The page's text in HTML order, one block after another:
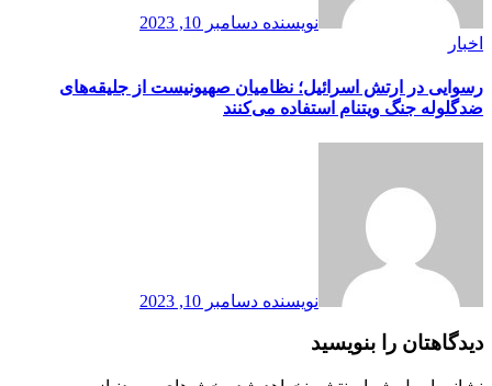
نویسنده دسامبر 10, 2023
اخبار
رسوایی در ارتش اسرائیل؛ نظامیان صهیونیست از جلیقه‌های
ضدگلوله جنگ ویتنام استفاده می‌‌کنند
نویسنده دسامبر 10, 2023
دیدگاهتان را بنویسید